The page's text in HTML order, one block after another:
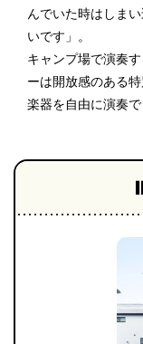
んでいた時はしま
いです」。
キャンプ場で演奏
ーは開放感のある
楽器を自由に演奏で